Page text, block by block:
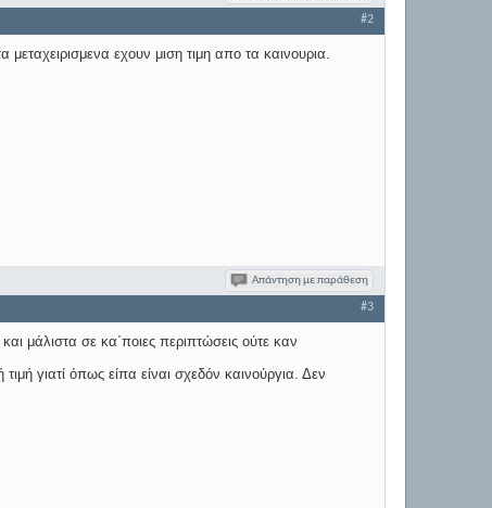
#2
εχουν μιση τιμη απο τα καινουρια.
Απάντηση με παράθεση
#3
μάλιστα σε κα΄ποιες περιπτώσεις ούτε καν
γιατί όπως είπα είναι σχεδόν καινούργια. Δεν